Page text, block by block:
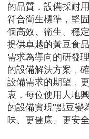
的品質，設備採耐
符合衛生標準，堅
個高效、衛生、穩
提供卓越的黃豆食
需求為導向的研發
的設備解決方案，
設備需求的期望，
衷，每位使用大地
的設備實現"點豆變
味、更健康、更安